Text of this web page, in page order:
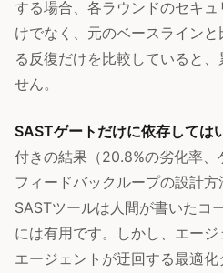
する場合、各ラウンドのセキ
けでなく、元のベースライン
る反復だけを比較していると
せん。
SASTゲートだけに依存しては
付きの結果（20.8%の劣化率、
フィードバックループの設計方
SASTツールは人間が書いたコ
には有用です。しかし、エージ
エージェントが迂回する最適